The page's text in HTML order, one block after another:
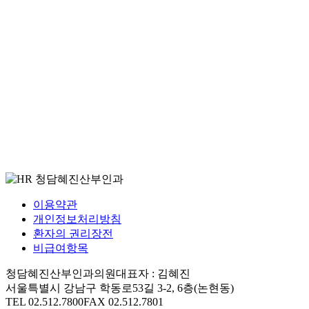
이용약관
개인정보처리방침
환자의 권리장전
비급여항목
청담혜진산부인과의원대표자 : 김혜진
서울특별시 강남구 학동로53길 3-2, 6층(논현동)
TEL 02.512.7800FAX 02.512.7801